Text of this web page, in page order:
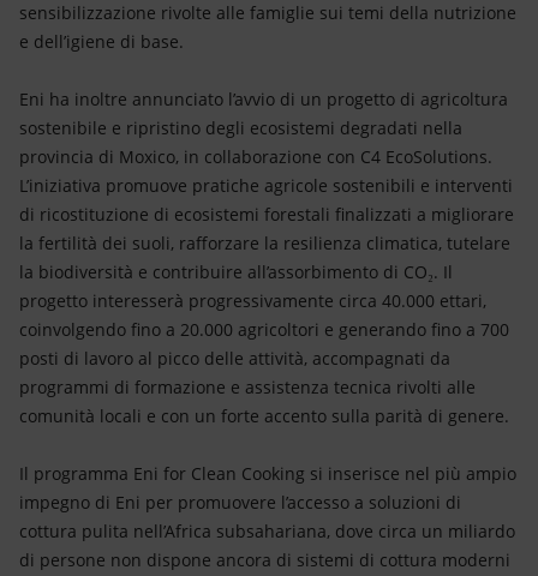
sensibilizzazione rivolte alle famiglie sui temi della nutrizione
e dell’igiene di base.
Eni ha inoltre annunciato l’avvio di un progetto di agricoltura
sostenibile e ripristino degli ecosistemi degradati nella
provincia di Moxico, in collaborazione con C4 EcoSolutions.
L’iniziativa promuove pratiche agricole sostenibili e interventi
di ricostituzione di ecosistemi forestali finalizzati a migliorare
la fertilità dei suoli, rafforzare la resilienza climatica, tutelare
la biodiversità e contribuire all’assorbimento di CO₂. Il
progetto interesserà progressivamente circa 40.000 ettari,
coinvolgendo fino a 20.000 agricoltori e generando fino a 700
posti di lavoro al picco delle attività, accompagnati da
programmi di formazione e assistenza tecnica rivolti alle
comunità locali e con un forte accento sulla parità di genere.
Il programma Eni for Clean Cooking si inserisce nel più ampio
impegno di Eni per promuovere l’accesso a soluzioni di
cottura pulita nell’Africa subsahariana, dove circa un miliardo
di persone non dispone ancora di sistemi di cottura moderni